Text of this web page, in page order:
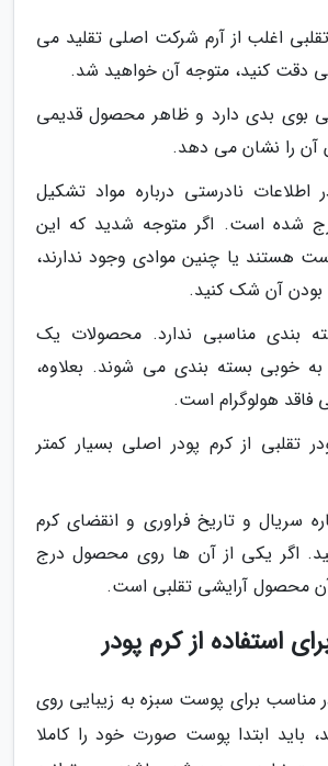
تقلبی اغلب از آرم شرکت اصلی تقلید می
دقت کنید، متوجه آن خواهید شد.
بوی بدی دارد و ظاهر محصول قدیمی
آن را نشان می دهد.
اطلاعات نادرستی درباره مواد تشکیل
شده است. اگر متوجه شدید که این
هستند یا چنین موادی وجود ندارند،
بودن آن شک کنید.
بندی مناسبی ندارد. محصولات یک
خوبی بسته بندی می شوند. بعلاوه،
فاقد هولوگرام است.
تقلبی از کرم پودر اصلی بسیار کمتر
سریال و تاریخ فراوری و انقضای کرم
اگر یکی از آن ها روی محصول درج
محصول آرایشی تقلبی است.
استفاده از کرم پودر
مناسب برای پوست سبزه به زیبایی روی
باید ابتدا پوست صورت خود را کاملا